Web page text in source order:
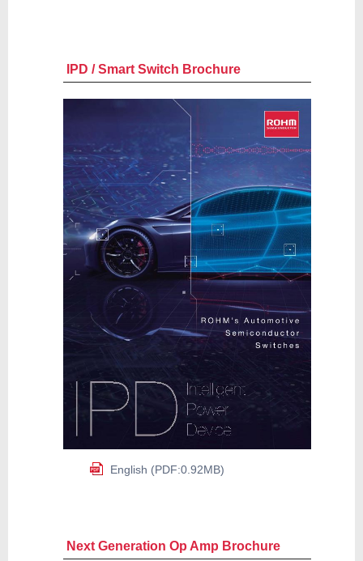
IPD / Smart Switch Brochure
English (PDF:0.92MB)
Next Generation Op Amp Brochure